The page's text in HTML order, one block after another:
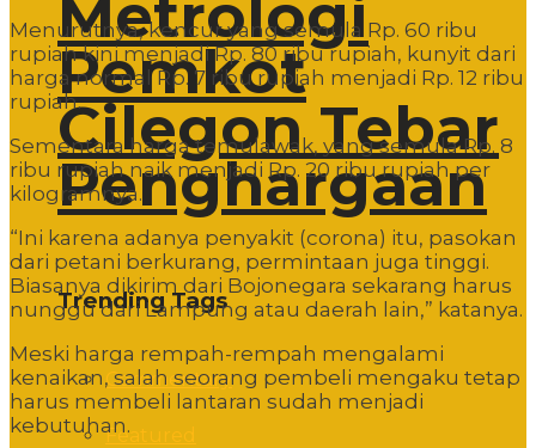
Metrologi
Pemkot
Cilegon Tebar
Penghargaan
Trending Tags
Commentary
Featured
Menurutnya, kencur yang semula Rp. 60 ribu
rupiah kini menjadi Rp. 80 ribu rupiah, kunyit dari
harga normal Rp. 7 ribu rupiah menjadi Rp. 12 ribu
rupiah.
Sementara harga temulawak, yang semula Rp. 8
ribu rupiah naik menjadi Rp. 20 ribu rupiah per
kilogramnya.
“Ini karena adanya penyakit (corona) itu, pasokan
dari petani berkurang, permintaan juga tinggi.
Biasanya dikirim dari Bojonegara sekarang harus
nunggu dari Lampung atau daerah lain,” katanya.
Meski harga rempah-rempah mengalami
kenaikan, salah seorang pembeli mengaku tetap
harus membeli lantaran sudah menjadi
kebutuhan.